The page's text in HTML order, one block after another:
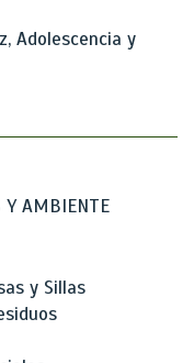
Adolescencia y
Y AMBIENTE
y Sillas